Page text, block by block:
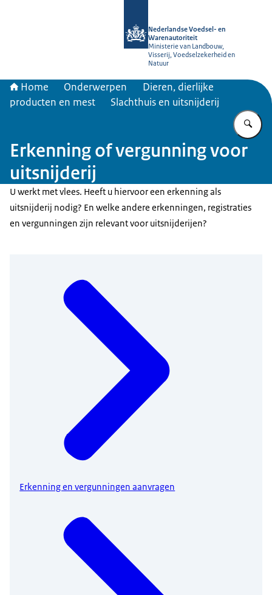
Nederlandse Voedsel- en
Warenautoriteit
Ministerie van Landbouw,
Visserij, Voedselzekerheid en
Natuur
Home Onderwerpen
Dieren, dierlijke
producten en mest
Slachthuis en uitsnijderij
Erkenning of vergunning voor
uitsnijderij
U werkt met vlees. Heeft u hiervoor een erkenning als
uitsnijderij nodig? En welke andere erkenningen, registraties
en vergunningen zijn relevant voor uitsnijderijen?
Erkenning en vergunningen aanvragen